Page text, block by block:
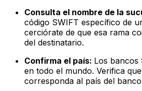
Consulta el nombre de la
código SWIFT específico de
cerciórate de que esa rama
del destinatario.
Confirma el país: Los bancos
en todo el mundo. Verifica
corresponda al país del